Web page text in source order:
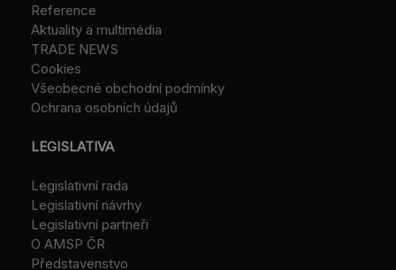
Reference
Aktuality a multimédia
TRADE NEWS
Cookies
Všeobecné obchodní podmínky
Ochrana osobních údajů
LEGISLATIVA
Legislativní rada
Legislativní návrhy
Legislativní partneři
O AMSP ČR
Představenstvo